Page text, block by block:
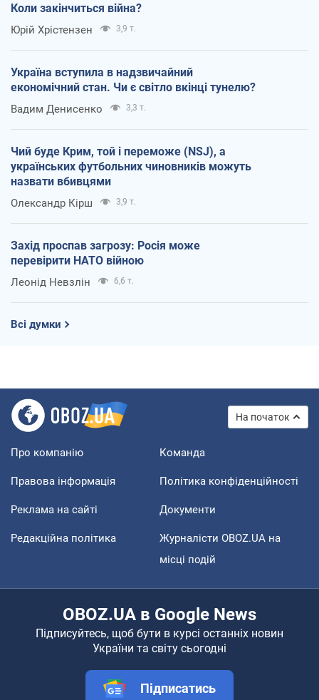
Коли закінчиться війна?
Юрій Хрістензен 3,9 т.
Україна вступила в надзвичайний
економічний стан. Чи є світло вкінці тунелю?
Вадим Денисенко 3,3 т.
Чий буде Крим, той і переможе (NSJ), а
українських футбольних чиновників можуть
назвати вбивцями
Олександр Кірш 3,9 т.
Захід проспав загрозу: Росія може
перевірити НАТО війною
Леонід Невзлін 6,6 т.
Всі думки
На початок
Про компанію Команда
Правова інформація Політика конфіденційності
Реклама на сайті Документи
Редакційна політика
Журналісти OBOZ.UA на
місці подій
OBOZ.UA в Google News
Підписуйтесь, щоб бути в курсі останніх новин
України та світу сьогодні
Підписатись